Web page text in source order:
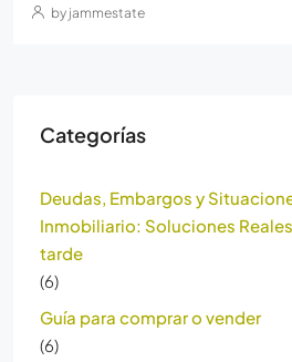
by jammestate
Categorías
Deudas, Embargos y
Inmobiliario: Soluciones
tarde
(6)
Guía para comprar o vender
(6)